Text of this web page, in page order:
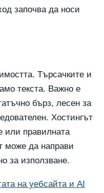
започва да носи
Търсачките и
текста. Важно е
бърз, лесен за
Хостингът
или правилната
може да направи
за използване.
на уебсайта и AI